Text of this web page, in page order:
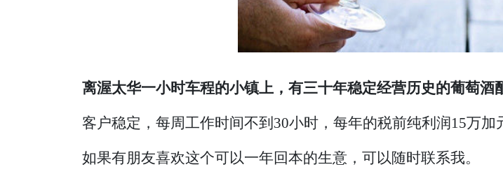
离渥太华一小时车程的小镇上，有三十年稳定经营历史的葡萄酒
客户稳定，每周工作时间不到30小时，每年的税前纯利润15万加
如果有朋友喜欢这个可以一年回本的生意，可以随时联系我。